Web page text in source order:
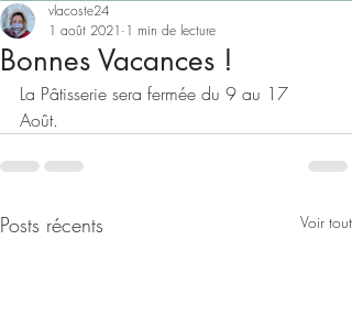
Bonnes Vacances !
vlacoste24
1 août 2021 1 min de lecture
La Pâtisserie sera fermée du 9 au 17
Août.
Posts récents Voir tout